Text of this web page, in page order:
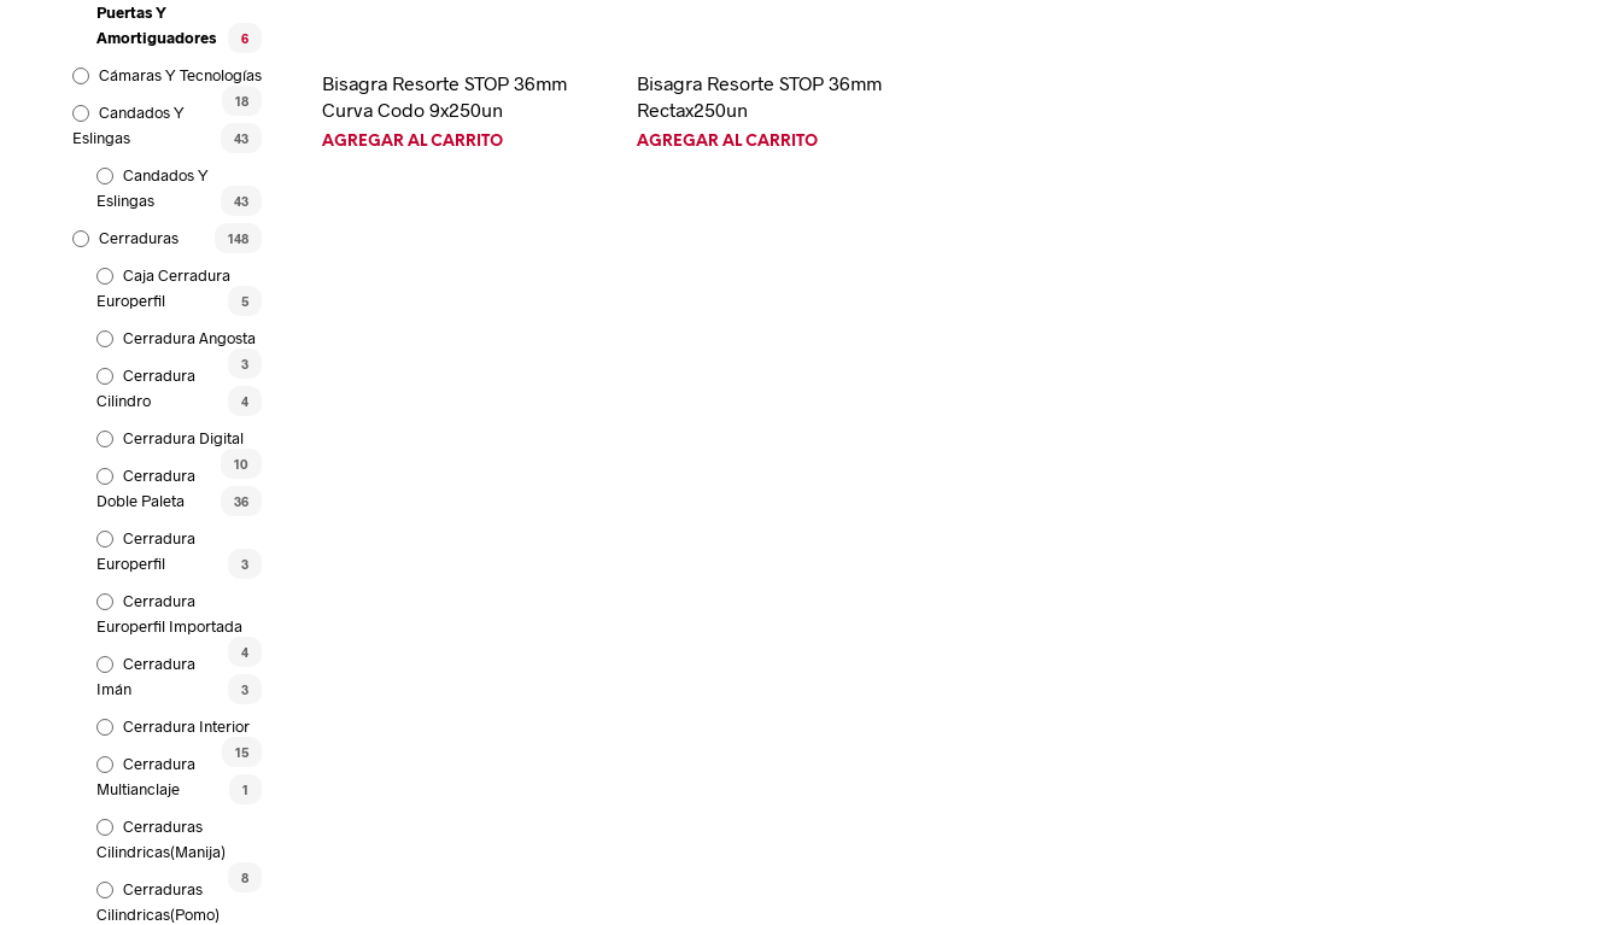
Puertas Y
Amortiguadores
6
Cámaras Y Tecnologías
18
Candados Y
Eslingas
43
Candados Y
Eslingas
43
Cerraduras 148
Caja Cerradura
Europerfil
5
Cerradura Angosta
3
Cerradura
Cilindro
4
Cerradura Digital
10
Cerradura
Doble Paleta
36
Cerradura
Europerfil
3
Cerradura
Europerfil Importada
4
Cerradura
Imán
3
Cerradura Interior
15
Cerradura
Multianclaje
1
Cerraduras
Cilindricas(Manija)
8
Cerraduras
Cilindricas(Pomo)
Bisagra Resorte STOP 36mm
Curva Codo 9x250un
AGREGAR AL CARRITO
Bisagra Resorte STOP 36mm
Rectax250un
AGREGAR AL CARRITO